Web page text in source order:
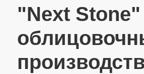
"Next